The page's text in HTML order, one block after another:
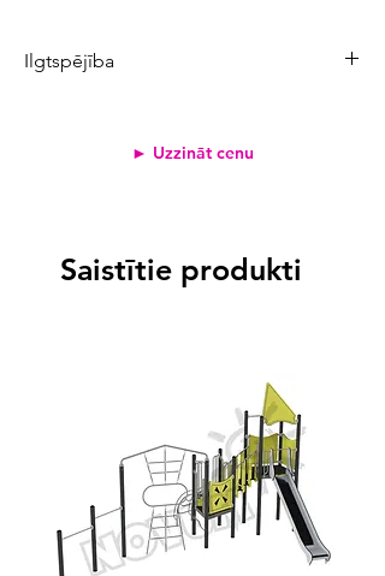
Ilgtspējība
Pārstrādāto materiālu īpatsvars:
2-3
► Uzzināt cenu
Saistītie produkti